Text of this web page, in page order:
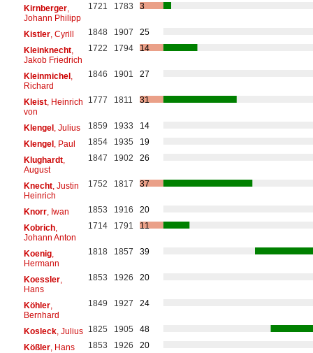
Kirnberger,
Johann Philipp
1721 1783 3
Kistler, Cyrill 1848 1907
25
Kleinknecht,
Jakob Friedrich
1722 1794 14
Kleinmichel,
Richard
1846 1901 27
Kleist, Heinrich
von
1777 1811 31
Klengel, Julius 1859 1933
14
Klengel, Paul 1854 1935
19
Klughardt,
August
1847 1902 26
Knecht, Justin
Heinrich
1752 1817 37
Knorr, Iwan 1853 1916
20
Kobrich,
Johann Anton
1714 1791 11
Koenig,
Hermann
1818 1857 39
Koessler,
Hans
1853 1926 20
Köhler,
Bernhard
1849 1927 24
Kosleck, Julius 1825 1905
48
Kößler, Hans 1853 1926
20